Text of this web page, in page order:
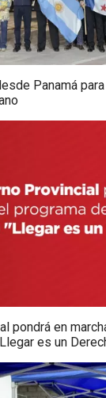
Panamá
pondrá en
es un